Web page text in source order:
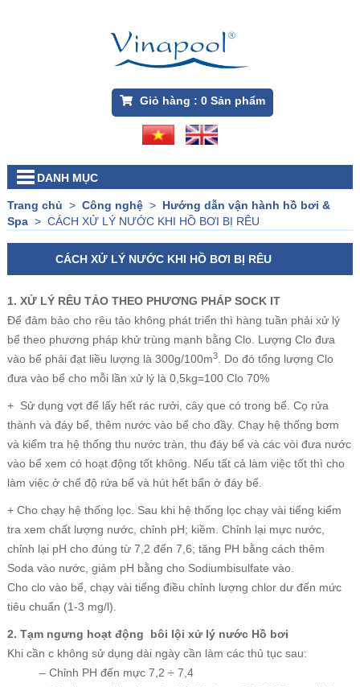
Giỏ hàng : 0Sản phẩm
DANH MỤC
Trang chủ > Công nghệ> Hướng dẫn vận hành hồ bơi &
Spa> CÁCH XỬ LÝ NƯỚC KHI HỒ BƠI BỊ RÊU
CÁCH XỬ LÝ NƯỚC KHI HỒ BƠI BỊ RÊU
1. XỬ LÝ RÊU TẢO THEO PHƯƠNG PHÁP SOCK IT
Để đảm bảo cho rêu tảo không phát triển thì hàng tuần phải xử lý
bể theo phương pháp khử trùng mạnh bằng Clo. Lượng Clo đưa
vào bể phải đạt liều lượng là 300g/100m3. Do đó tổng lượng Clo
đưa vào bể cho mỗi lần xử lý là 0,5kg=100 Clo 70%
+ Sử dụng vợt để lấy hết rác rưởi, cây que có trong bể. Cọ rửa
thành và đáy bể, thêm nước vào bể cho đầy. Chạy hệ thống bơm
và kiểm tra hệ thống thu nước tràn, thu đáy bể và các vòi đưa nước
vào bể xem có hoạt động tốt không. Nếu tất cả làm việc tốt thì cho
làm việc ở chế độ rửa bể và hút hết bẩn ở đáy bể.
+ Cho chạy hệ thống lọc. Sau khi hệ thống lọc chạy vài tiếng kiểm
tra xem chất lượng nước, chỉnh pH; kiềm. Chỉnh lại mực nước,
chỉnh lại pH cho đúng từ 7,2 đến 7,6; tăng PH bằng cách thêm
Soda vào nước, giảm pH bằng cho Sodiumbisulfate vào.
Cho clo vào bể, chạy vài tiếng điều chỉnh lượng chlor dư đến mức
tiêu chuẩn (1-3 mg/l).
2. Tạm ngưng hoạt động bôi lội xử lý nước Hồ bơi
Khi cần c không sử dụng dài ngày cần làm các thủ tục sau:
– Chỉnh PH đến mực 7,2 ÷ 7,4